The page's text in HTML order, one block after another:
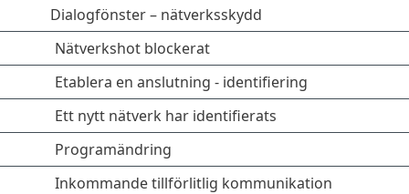
Dialogfönster – nätverksskydd
Nätverkshot blockerat
Etablera en anslutning - identifiering
Ett nytt nätverk har identifierats
Programändring
Inkommande tillförlitlig kommunikation